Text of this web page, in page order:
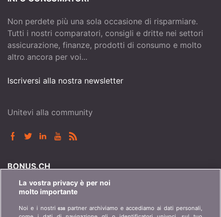
Non perdete più una sola occasione di risparmiare.
Tutti i nostri comparatori, consigli e dritte nei settori
assicurazione, finanze, prodotti di consumo e molto
altro ancora per voi...
Iscriversi alla nostra newsletter
Unitevi alla community
BONUS.CH
Chi è bonus.ch? Come funzionano i comparatori?
La vostra privacy è per noi
molto importante
Noi e i nostri638 partner archiviamo e accediamo ai dati personali,